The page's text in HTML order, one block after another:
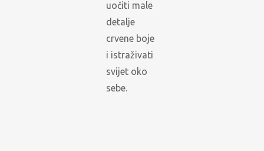
uočiti male
detalje
crvene boje
i istraživati
svijet oko
sebe.